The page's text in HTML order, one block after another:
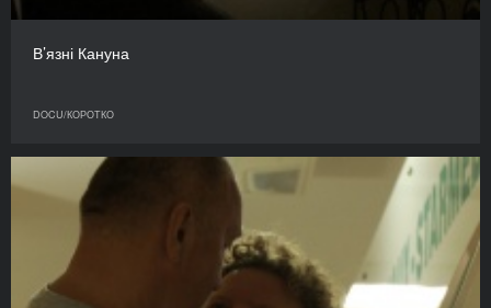
В’язні Кануна
DOCU/КОРОТКО